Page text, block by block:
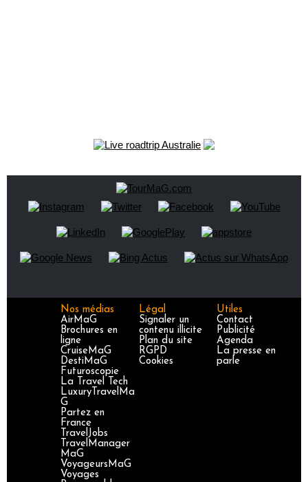
Nos médias
AirMaG
Brochures en
ligne
CruiseMaG
DestiMaG
Futuroscopie
La Travel Tech
LuxuryTravelMa
G
Partez en
France
TravelJobs
TravelManager
MaG
VoyageursMaG
Voyages
Légal
Signaler un
contenu illicite
Plan du site
RGPD
Cookies
Utiles
Contact
Publicité
Agenda
La presse en
parle